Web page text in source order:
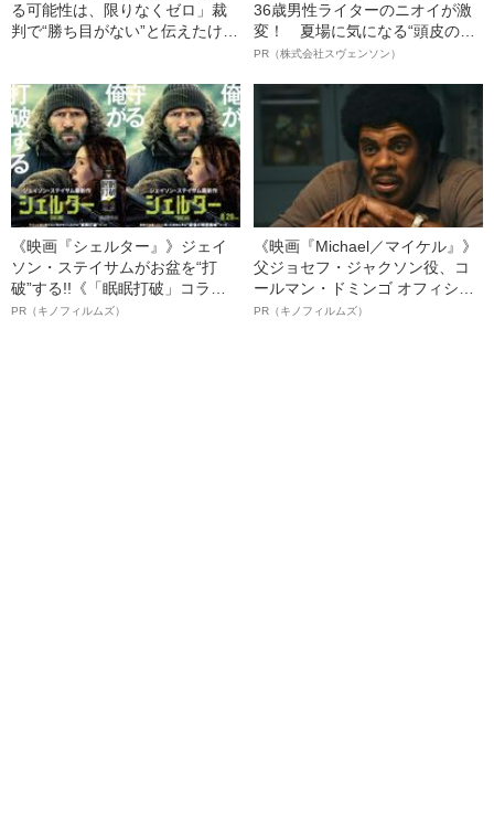
る可能性は、限りなくゼロ」裁
判で“勝ち目がない”と伝えたけれ
の葛藤」
36歳男性ライターのニオイが激
変！ 夏場に気になる“頭皮のニ
オイ”や“ベタつき”を解消す
ト”が生み出した徹底ケアとは
PR（株式会社スヴェンソン）
《映画『シェルター』》ジェイ
ソン・ステイサムがお盆を“打
破”する!!《「眠眠打破」コラ
ボ》
PR（キノフィルムズ）
《映画『Michael／マイケル』》
父ジョセフ・ジャクソン役、コ
ールマン・ドミンゴ オフィシャ
ルインタビュー“観客を魅了した
PR（キノフィルムズ）